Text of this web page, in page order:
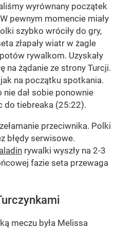
wyrównany początek
pewnym momencie miały
szybko wróciły do gry,
złapały wiatr w żagle
rywalkom. Uzyskały
na żądanie ze strony Turcji.
jak na początku spotkania.
nie dał sobie ponownie
do tiebreaka (25:22).
przeciwnika. Polki
błędy serwisowe.
rywalki wyszły na 2-3
fazie seta przewaga
meczu była Melissa